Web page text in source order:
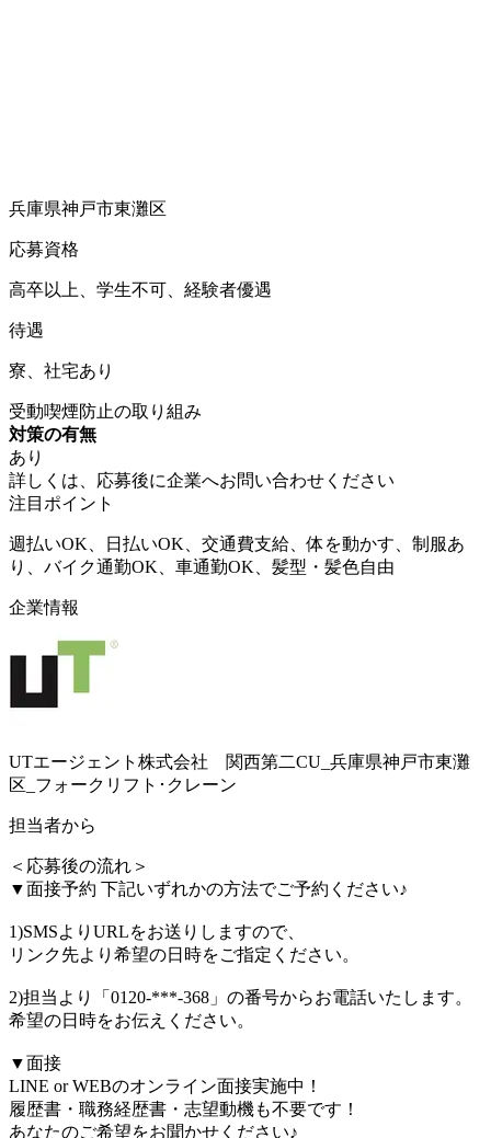
兵庫県神戸市東灘区
応募資格
高卒以上、学生不可、経験者優遇
待遇
寮、社宅あり
受動喫煙防止の取り組み
対策の有無
あり
詳しくは、応募後に企業へお問い合わせください
注目ポイント
週払いOK、日払いOK、交通費支給、体を動かす、制服あ
り、バイク通勤OK、車通勤OK、髪型・髪色自由
企業情報
UTエージェント株式会社 関西第二CU_兵庫県神戸市東灘
区_フォークリフト･クレーン
担当者から
＜応募後の流れ＞
▼面接予約 下記いずれかの方法でご予約ください♪
1)SMSよりURLをお送りしますので、
リンク先より希望の日時をご指定ください。
2)担当より「0120-***-368」の番号からお電話いたします。
希望の日時をお伝えください。
▼面接
LINE or WEBのオンライン面接実施中！
履歴書・職務経歴書・志望動機も不要です！
あなたのご希望をお聞かせください♪